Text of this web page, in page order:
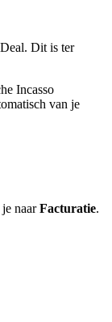
Dit is ter
Incasso
van je
naarFacturatie.